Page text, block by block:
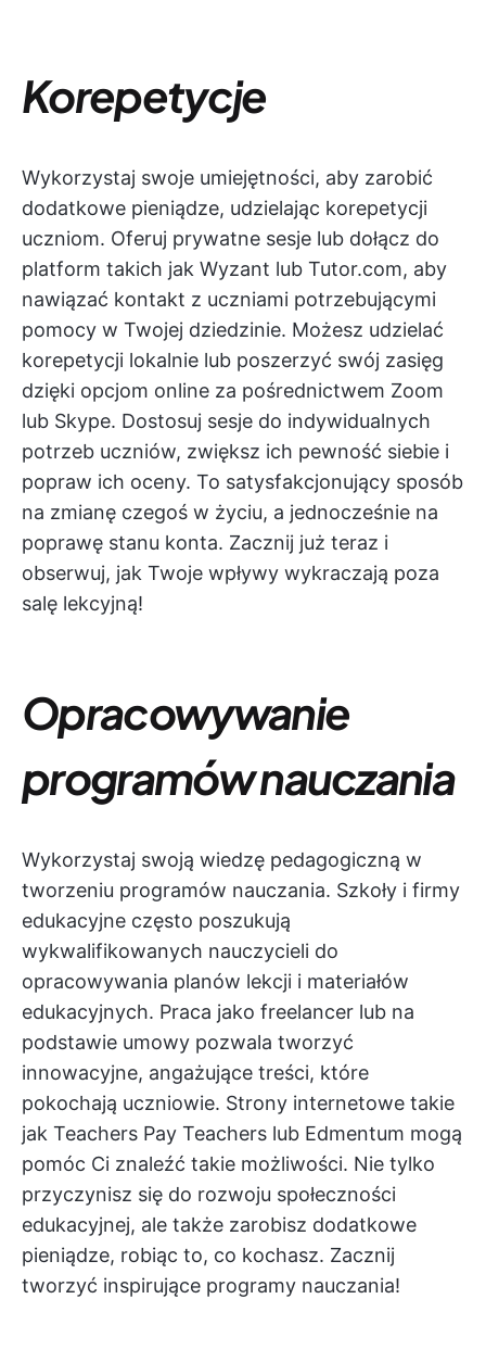
Korepetycje
Wykorzystaj swoje umiejętności, aby zarobić
dodatkowe pieniądze, udzielając korepetycji
uczniom. Oferuj prywatne sesje lub dołącz do
platform takich jak Wyzant lub Tutor.com, aby
nawiązać kontakt z uczniami potrzebującymi
pomocy w Twojej dziedzinie. Możesz udzielać
korepetycji lokalnie lub poszerzyć swój zasięg
dzięki opcjom online za pośrednictwem Zoom
lub Skype. Dostosuj sesje do indywidualnych
potrzeb uczniów, zwiększ ich pewność siebie i
popraw ich oceny. To satysfakcjonujący sposób
na zmianę czegoś w życiu, a jednocześnie na
poprawę stanu konta. Zacznij już teraz i
obserwuj, jak Twoje wpływy wykraczają poza
salę lekcyjną!
Opracowywanie
programów nauczania
Wykorzystaj swoją wiedzę pedagogiczną w
tworzeniu programów nauczania. Szkoły i firmy
edukacyjne często poszukują
wykwalifikowanych nauczycieli do
opracowywania planów lekcji i materiałów
edukacyjnych. Praca jako freelancer lub na
podstawie umowy pozwala tworzyć
innowacyjne, angażujące treści, które
pokochają uczniowie. Strony internetowe takie
jak Teachers Pay Teachers lub Edmentum mogą
pomóc Ci znaleźć takie możliwości. Nie tylko
przyczynisz się do rozwoju społeczności
edukacyjnej, ale także zarobisz dodatkowe
pieniądze, robiąc to, co kochasz. Zacznij
tworzyć inspirujące programy nauczania!